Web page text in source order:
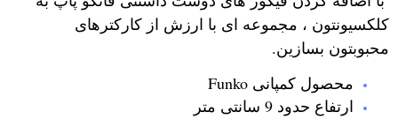
کلکسیونتون ، مجموعه ای با ارزش از کارکترهای
محبوبتون بسازین.
محصول کمپانی Funko
ارتفاع حدود 9 سانتی متر